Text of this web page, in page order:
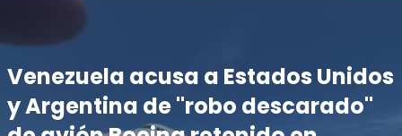
Venezuela acusa a Estados Unidos
y Argentina de "robo descarado"